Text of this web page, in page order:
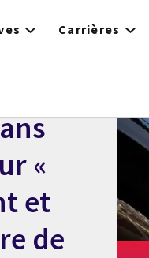
Carrières
«
et
de